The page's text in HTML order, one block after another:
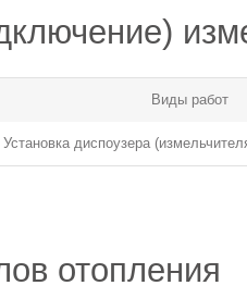
Виды работ
Установка диспоузера
отопления